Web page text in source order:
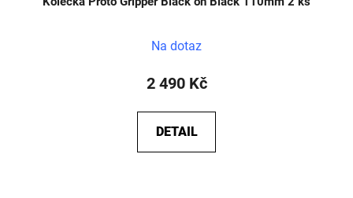
Na dotaz
2 490 Kč
DETAIL